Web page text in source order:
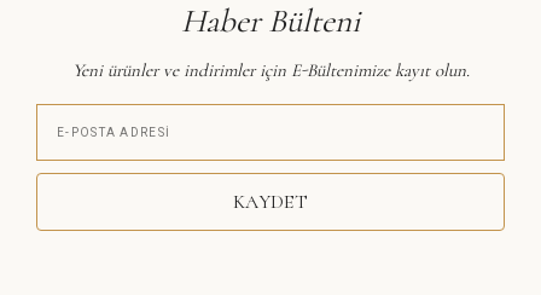
Haber Bülteni
Yeni ürünler ve indirimler için E-Bültenimize kayıt olun.
KAYDET